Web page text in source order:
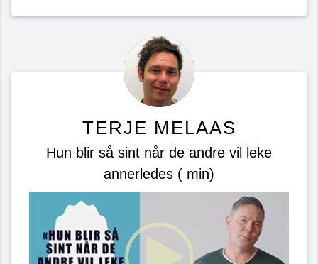
TERJE MELAAS
Hun blir så sint når de andre vil leke
annerledes ( min)